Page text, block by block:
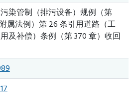
染管制（排污设备）规例（第
属法例）第 26 条引用道路（工
及补偿）条例（第 370 章）收回